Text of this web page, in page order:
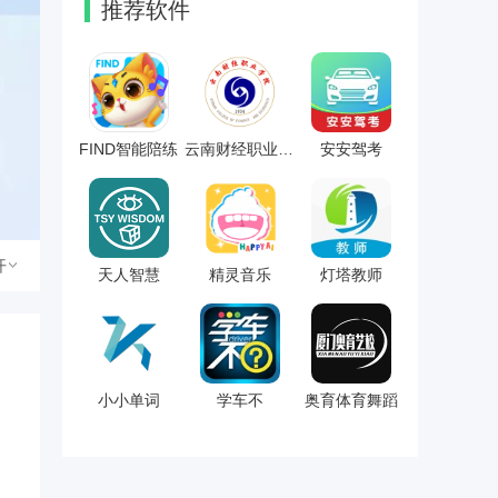
推荐软件
FIND智能陪练 安安驾考
天人智慧 精灵音乐 灯塔教师
小小单词 学车不 奥育体育舞蹈